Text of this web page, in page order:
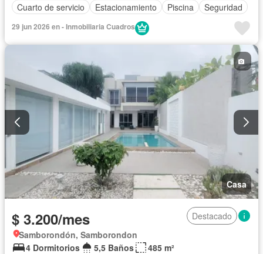
Cuarto de servicio
Estacionamiento Piscina Seguridad
29 jun 2026 en - Inmobiliaria Cuadros
Casa
$ 3.200/mes
Destacado
Samborondón, Samborondon
4 Dormitorios
5,5 Baños
485 m²